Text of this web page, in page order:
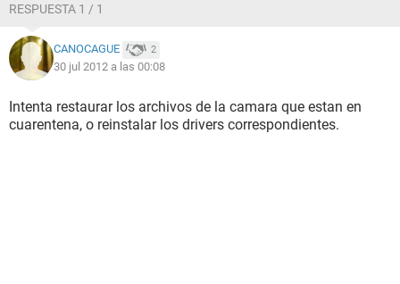
RESPUESTA 1 / 1
CANOCAGUE 2
30 jul 2012 a las 00:08
Intenta restaurar los archivos de la camara que estan en
cuarentena, o reinstalar los drivers correspondientes.